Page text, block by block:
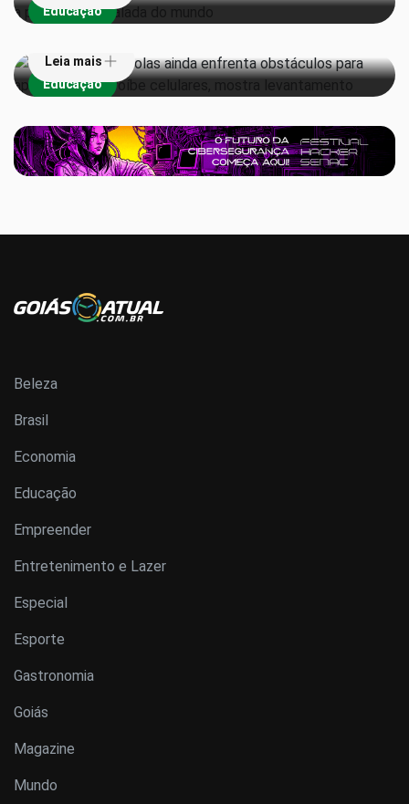
Educação
Educação
levantamento
Leia mais
Beleza
Brasil
Economia
Educação
Empreender
Entretenimento e Lazer
Especial
Esporte
Gastronomia
Goiás
Magazine
Mundo